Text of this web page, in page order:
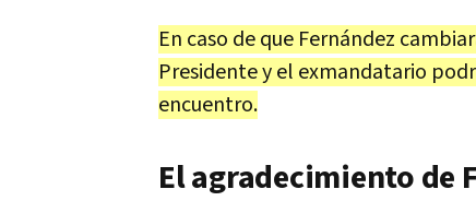
En caso de que Fernández
Presidente y el exmandatario
encuentro.
El agradecimiento de